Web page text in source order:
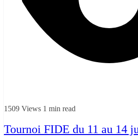
1509 Views 1 min read
Tournoi FIDE du 11 au 14